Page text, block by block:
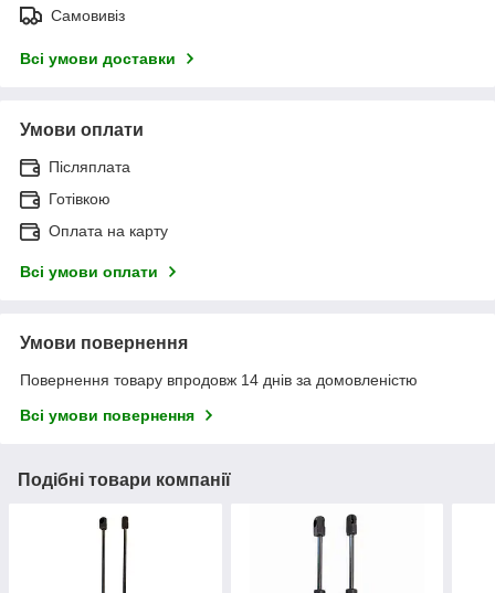
Самовивіз
Всі умови доставки
Умови оплати
Післяплата
Готівкою
Оплата на карту
Всі умови оплати
Умови повернення
Повернення товару впродовж 14 днів за домовленістю
Всі умови повернення
Подібні товари компанії